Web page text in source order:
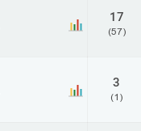
17
(57)
3
(1)